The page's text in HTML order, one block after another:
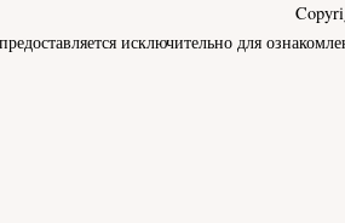
исключительно для